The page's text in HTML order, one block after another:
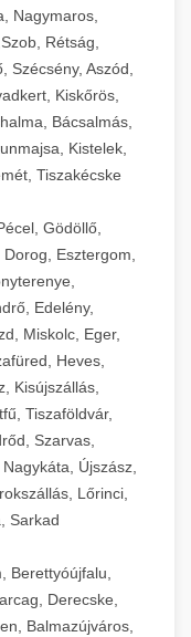
Nagymaros,
Rétság,
Szécsény, Aszód,
Kiskőrös,
Bácsalmás,
Kistelek,
Tiszakécske
Gödöllő,
Esztergom,
Edelény,
Miskolc, Eger,
Heves,
Kisújszállás,
Tiszaföldvár,
Szarvas,
Újszász,
Lőrinci,
Sarkad
Berettyóújfalu,
Derecske,
Balmazújváros,